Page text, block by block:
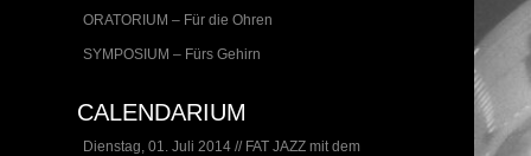
ORATORIUM – Für die Ohren
SYMPOSIUM – Fürs Gehirn
CALENDARIUM
Dienstag, 01. Juli 2014 // FAT JAZZ mit dem